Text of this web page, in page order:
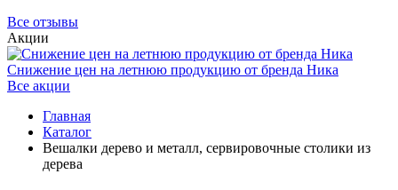
Все отзывы
Акции
Снижение цен на летнюю продукцию от бренда Ника
Все акции
Главная
Каталог
Вешалки дерево и металл, сервировочные столики из
дерева